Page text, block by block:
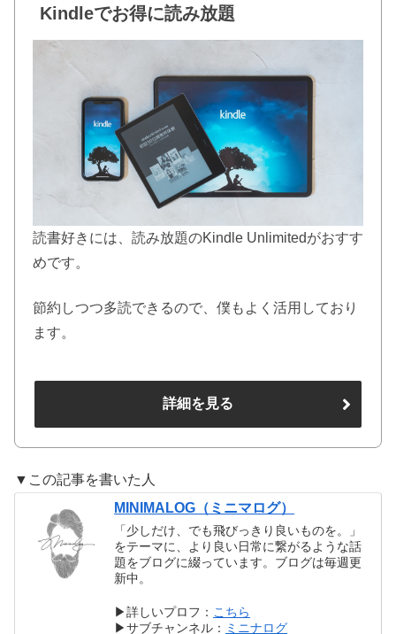
Kindleでお得に読み放題
読書好きには、読み放題のKindle Unlimitedがおすす
めです。
節約しつつ多読できるので、僕もよく活用しており
ます。
詳細を見る
▼この記事を書いた人
MINIMALOG（ミニマログ）
「少しだけ、でも飛びっきり良いものを。」
をテーマに、より良い日常に繋がるような話
題をブログに綴っています。ブログは毎週更
新中。
▶︎詳しいプロフ： こちら
▶︎サブチャンネル： ミニナログ